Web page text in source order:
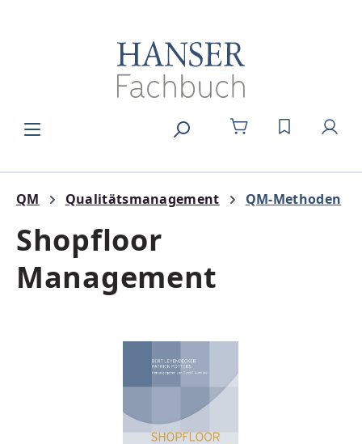
DU HAST 0
QM Qualitätsmanagement QM-Methoden
Shopfloor
Management